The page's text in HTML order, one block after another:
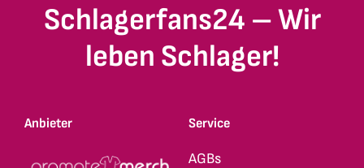
Schlagerfans24 – Wir
leben Schlager!
Anbieter Service
AGBs